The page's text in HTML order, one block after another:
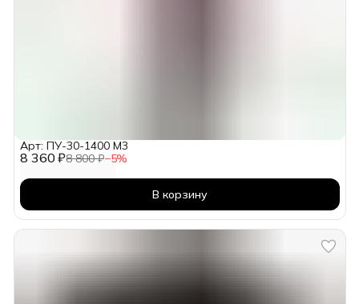
8 360 ₽8 800 ₽−5%
Арт: ПУ-30-1400 М3
В корзину